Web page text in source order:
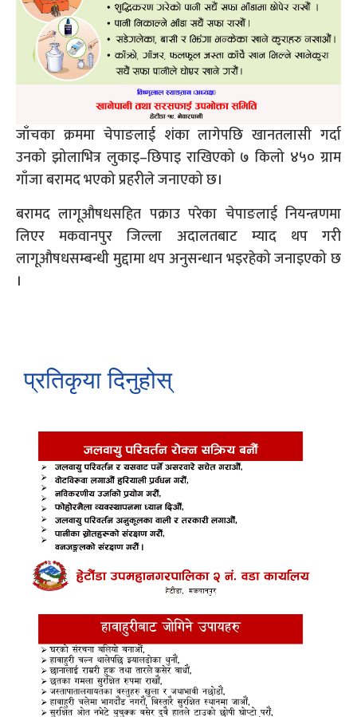
जाँचका क्रममा चेपाङलाई शंका लागेपछि खानतलासी गर्दा
उनको झोलाभित्र लुकाइ–छिपाइ राखिएको ७ किलो ४५० ग्राम
गाँजा बरामद भएको प्रहरीले जनाएको छ।
बरामद लागूऔषधसहित पक्राउ परेका चेपाङलाई नियन्त्रणमा
लिएर मकवानपुर जिल्ला अदालतबाट म्याद थप गरी
लागूऔषधसम्बन्धी मुद्दामा थप अनुसन्धान भइरहेको जनाइएको छ
।
प्रतिकृया दिनुहोस्